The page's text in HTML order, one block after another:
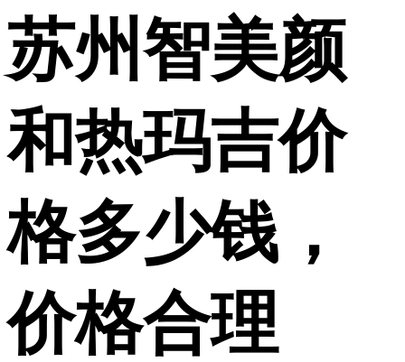
苏州智美颜
和热玛吉价
格多少钱，
价格合理